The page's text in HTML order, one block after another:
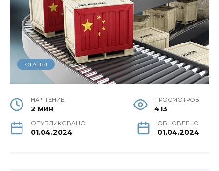
СТАТЬИ
НА ЧТЕНИЕ
2 мин
ПРОСМОТРОВ
413
ОПУБЛИКОВАНО
01.04.2024
ОБНОВЛЕНО
01.04.2024